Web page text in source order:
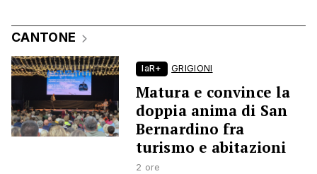
CANTONE
laR+ GRIGIONI
Matura e convince la
doppia anima di San
Bernardino fra
turismo e abitazioni
2 ore